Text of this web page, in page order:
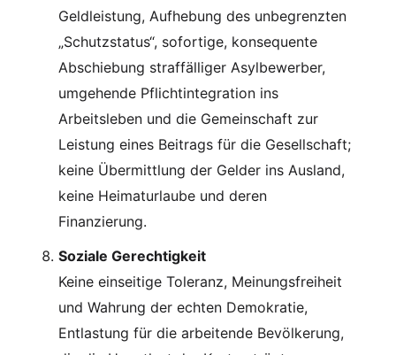
Geldleistung, Aufhebung des unbegrenzten
„Schutzstatus“, sofortige, konsequente
Abschiebung straffälliger Asylbewerber,
umgehende Pflichtintegration ins
Arbeitsleben und die Gemeinschaft zur
Leistung eines Beitrags für die Gesellschaft;
keine Übermittlung der Gelder ins Ausland,
keine Heimaturlaube und deren
Finanzierung.
Soziale Gerechtigkeit
Keine einseitige Toleranz, Meinungsfreiheit
und Wahrung der echten Demokratie,
Entlastung für die arbeitende Bevölkerung,